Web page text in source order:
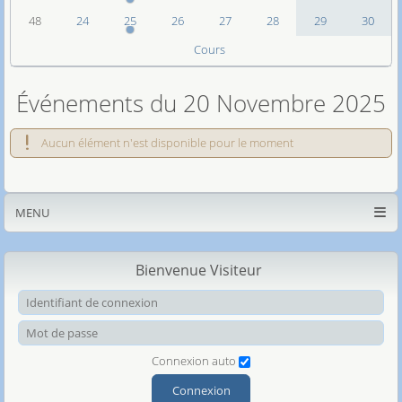
MENU
Bienvenue Visiteur
Connexion auto
Connexion
48
24 25 26 27 28 29
30
Cours
Événements du 20 Novembre 2025
Aucun élément n'est disponible pour le moment